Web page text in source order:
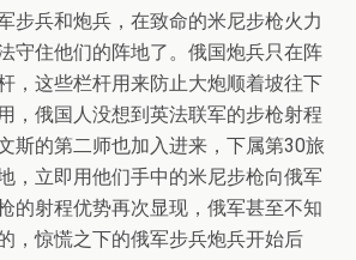
步兵和炮兵，在致命的米尼步枪火力
守住他们的阵地了。俄国炮兵只在阵
，这些栏杆用来防止大炮顺着坡往下
，俄国人没想到英法联军的步枪射程
斯的第二师也加入进来，下属第30旅
，立即用他们手中的米尼步枪向俄军
的射程优势再次显现，俄军甚至不知
，惊慌之下的俄军步兵炮兵开始后